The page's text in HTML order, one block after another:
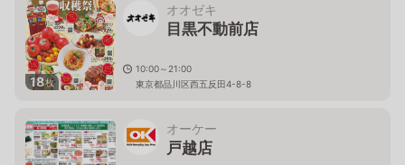
18枚
オオゼキ
目黒不動前店
10:00～21:00
東京都品川区西五反田4-8-8
オーケー
戸越店